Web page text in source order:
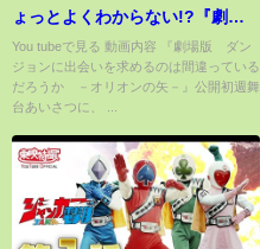
ょっとよくわからない!?『劇場
版 ダンジョンに出会いを求め
るのは間違っているだろうか
－オリオンの矢－』公開初週舞
You tubeで見る 動画内容 『劇場版 ダン
ジョンに出会いを求めるのは間違っている
だろうか －オリオンの矢－』公開初週舞
台あいさつに、 ...